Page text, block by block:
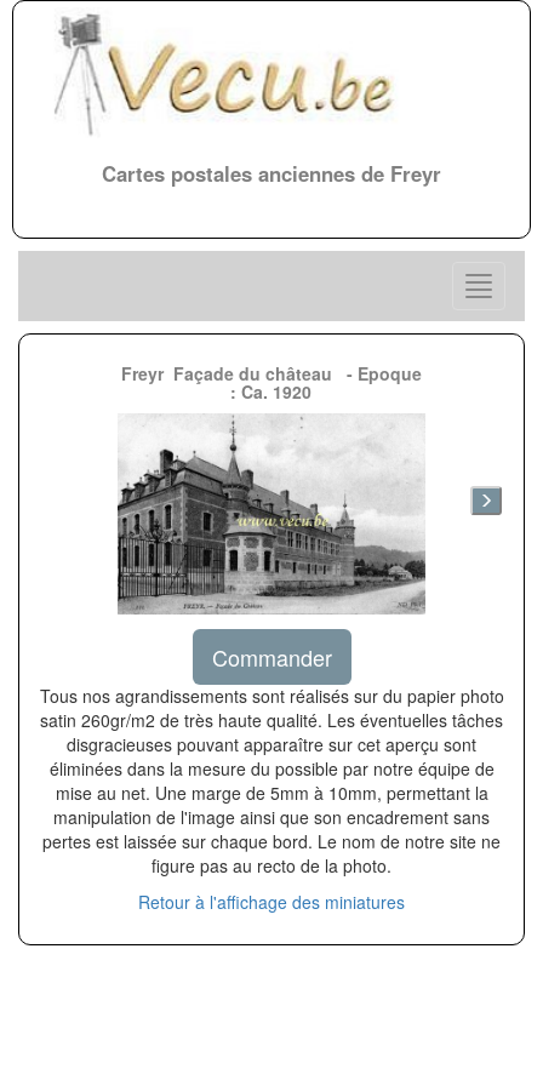
Cartes postales anciennes de Freyr
Freyr Façade du château - Epoque
: Ca. 1920
Commander
Tous nos agrandissements sont réalisés sur du papier photo
satin 260gr/m2 de très haute qualité. Les éventuelles tâches
disgracieuses pouvant apparaître sur cet aperçu sont
éliminées dans la mesure du possible par notre équipe de
mise au net. Une marge de 5mm à 10mm, permettant la
manipulation de l'image ainsi que son encadrement sans
pertes est laissée sur chaque bord. Le nom de notre site ne
figure pas au recto de la photo.
Retour à l'affichage des miniatures